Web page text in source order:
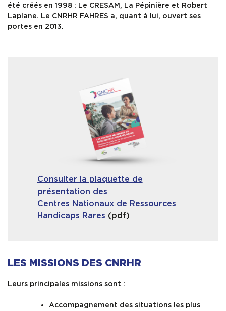
été créés en 1998 : Le CRESAM, La Pépinière et Robert
Laplane. Le CNRHR FAHRES a, quant à lui, ouvert ses
portes en 2013.
Consulter la plaquette de
présentation des
Centres Nationaux de Ressources
Handicaps Rares (pdf)
LES MISSIONS DES CNRHR
Leurs principales missions sont :
Accompagnement des situations les plus